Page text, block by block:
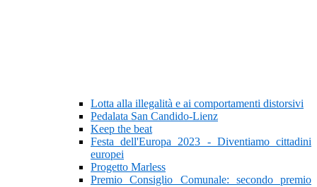
Lotta alla illegalità e ai comportamenti distorsivi
Pedalata San Candido-Lienz
Keep the beat
Festa dell'Europa 2023 - Diventiamo cittadini
europei
Progetto Marless
Premio Consiglio Comunale: secondo premio